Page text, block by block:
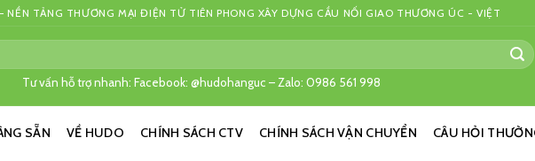
NỀN TẢNG THƯƠNG MẠI ĐIỆN TỬ TIÊN PHONG XÂY DỰNG CẦU NỐI GIAO THƯƠNG ÚC - VIỆT
Tư vấn hỗ trợ nhanh: Facebook: @hudohanguc – Zalo: 0986 561 998
SẴN VỀ HUDO CHÍNH SÁCH CTV CHÍNH SÁCH VẬN CHUYỂN CÂU HỎI